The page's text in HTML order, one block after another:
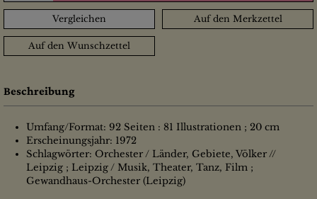
Vergleichen Auf den Merkzettel
Auf den Wunschzettel
Beschreibung
Umfang/Format: 92 Seiten : 81 Illustrationen ; 20 cm
Erscheinungsjahr: 1972
Schlagwörter: Orchester / Länder, Gebiete, Völker //
Leipzig ; Leipzig / Musik, Theater, Tanz, Film ;
Gewandhaus-Orchester (Leipzig)